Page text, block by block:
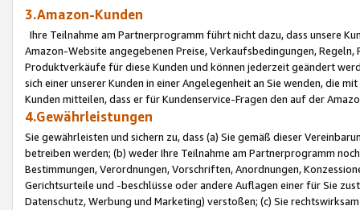
3.Amazon-Kunden
Ihre Teilnahme am Partnerprogramm führt nicht dazu, dass unsere
Amazon-Website angegebenen Preise, Verkaufsbedingungen,
Produktverkäufe für diese Kunden und können jederzeit geändert
sich einer unserer Kunden in einer Angelegenheit an Sie wenden, die
Kunden mitteilen, dass er für Kundenservice-Fragen den auf der
4.Gewährleistungen
Sie gewährleisten und sichern zu, dass (a) Sie gemäß dieser
betreiben werden; (b) weder Ihre Teilnahme am Partnerprogramm
Bestimmungen, Verordnungen, Vorschriften, Anordnungen,
Gerichtsurteile und -beschlüsse oder andere Auflagen einer für Sie
Datenschutz, Werbung und Marketing) verstoßen; (c) Sie